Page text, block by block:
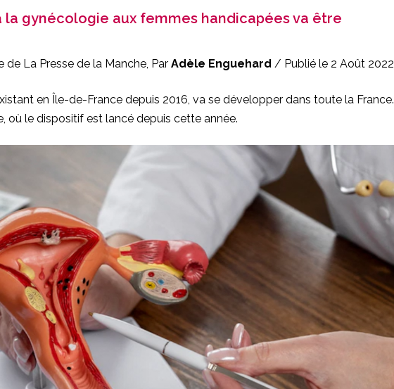
la gynécologie aux femmes handicapées va être
de La Presse de la Manche, Par Adèle Enguehard / Publié le 2 Août 2022
en Île-de-France depuis 2016, va se développer dans toute la France.
où le dispositif est lancé depuis cette année.